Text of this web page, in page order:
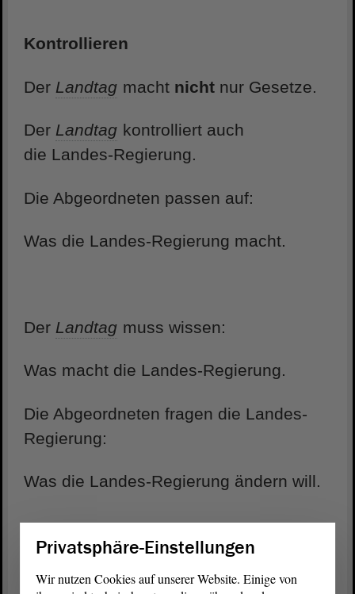
Kontrollieren
Der Landtag macht nicht nur Gesetze.
Der Landtag kontrolliert auch
die Landes-Regierung.
Die Abgeordneten passen auf:
Was die Landes-Regierung macht.
Der Landtag muss wissen:
Was macht die Landes-Regierung.
Die Abgeordneten fragen die Landes-
Regierung:
Was die Landes-Regierung ändern will.
Privatsphäre-Einstellungen
Wir nutzen Cookies auf unserer Website. Einige von